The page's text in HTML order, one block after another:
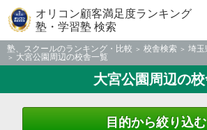
オリコン顧客満足度ランキング
塾・学習塾 検索
塾、スクールのランキング・比較 校舎検索
埼玉
大宮公園周辺の校舎一覧
大宮公園周辺の
目的から絞り込む